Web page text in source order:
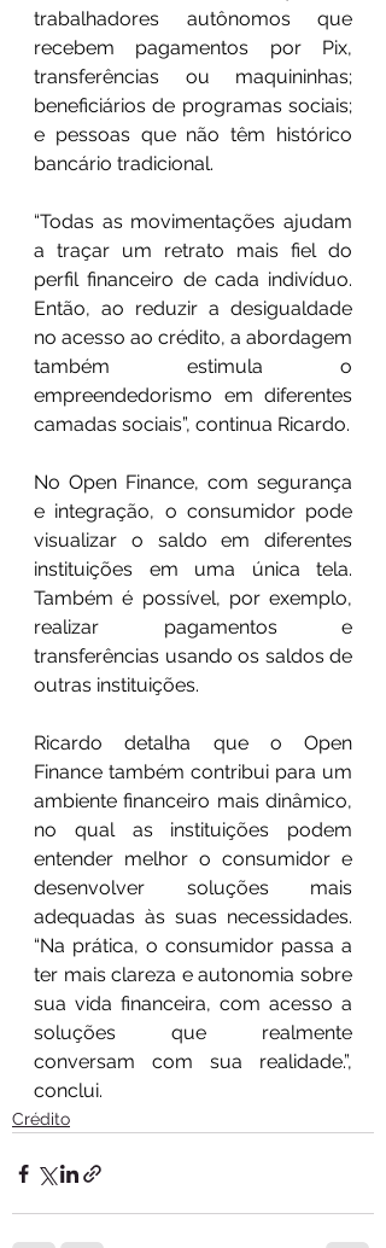
trabalhadores autônomos que
recebem pagamentos por Pix,
transferências ou maquininhas;
beneficiários de programas sociais;
e pessoas que não têm histórico
bancário tradicional.
“Todas as movimentações ajudam
a traçar um retrato mais fiel do
perfil financeiro de cada indivíduo.
Então, ao reduzir a desigualdade
no acesso ao crédito, a abordagem
também estimula o
empreendedorismo em diferentes
camadas sociais”, continua Ricardo.
No Open Finance, com segurança
e integração, o consumidor pode
visualizar o saldo em diferentes
instituições em uma única tela.
Também é possível, por exemplo,
realizar pagamentos e
transferências usando os saldos de
outras instituições.
Ricardo detalha que o Open
Finance também contribui para um
ambiente financeiro mais dinâmico,
no qual as instituições podem
entender melhor o consumidor e
desenvolver soluções mais
adequadas às suas necessidades.
“Na prática, o consumidor passa a
ter mais clareza e autonomia sobre
sua vida financeira, com acesso a
soluções que realmente
conversam com sua realidade.”,
conclui.
Crédito